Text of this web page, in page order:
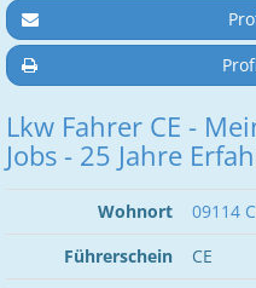
Lkw Fahrer CE -
Jobs - 25 Jahre
Wohnort
09114
Führerschein
CE